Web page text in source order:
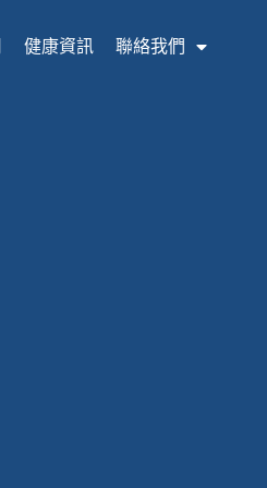
健康資訊 聯絡我們